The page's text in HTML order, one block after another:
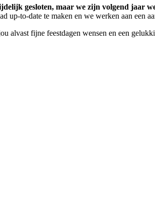
gesloten, maar we zijn volgend jaar
up-to-date te maken en we werken aan een
alvast fijne feestdagen wensen en een